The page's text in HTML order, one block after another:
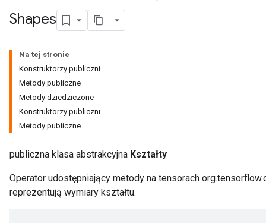
Shapes
Na tej stronie
Konstruktorzy publiczni
Metody publiczne
Metody dziedziczone
Konstruktorzy publiczni
Metody publiczne
publiczna klasa abstrakcyjna Kształty
Operator udostępniający metody na tensorach
reprezentują wymiary kształtu.